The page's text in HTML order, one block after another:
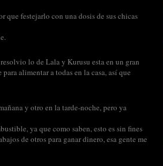
festejarlo con una dosis de sus chicas
lo de Lala y Kurusu esta en un gran
alimentar a todas en la casa, así que
y otro en la tarde-noche, pero ya
ya que como saben, esto es sin fines
de otros para ganar dinero, esa gente me